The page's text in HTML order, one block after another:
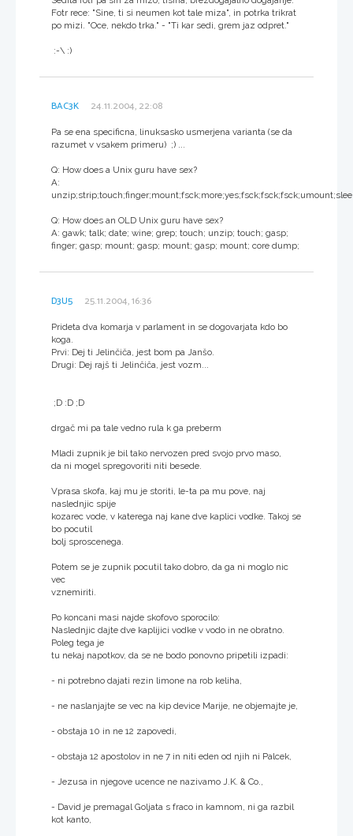
Fotr rece: "Sine, ti si neumen kot tale miza", in potrka trikrat
po mizi. "Oce, nekdo trka." - "Ti kar sedi, grem jaz odpret."
:-\ :)
BAC3K 24.11.2004, 22:08
Pa se ena specificna, linuksasko usmerjena varianta (se da
razumet v vsakem primeru) ;) ...
Q: How does a Unix guru have sex?
A:
Q: How does an OLD Unix guru have sex?
A: gawk; talk; date; wine; grep; touch; unzip; touch; gasp;
finger; gasp; mount; gasp; mount; gasp; mount; core dump;
D3U5 25.11.2004, 16:36
Prideta dva komarja v parlament in se dogovarjata kdo bo
koga.
Prvi: Dej ti Jelinčiča, jest bom pa Janšo.
Drugi: Dej rajš ti Jelinčiča, jest vozm...
;D :D ;D
drgač mi pa tale vedno rula k ga preberm
Mladi zupnik je bil tako nervozen pred svojo prvo maso,
da ni mogel spregovoriti niti besede.
Vprasa skofa, kaj mu je storiti, le-ta pa mu pove, naj
naslednjic spije
kozarec vode, v katerega naj kane dve kaplici vodke. Takoj se
bo pocutil
bolj sproscenega.
Potem se je zupnik pocutil tako dobro, da ga ni moglo nic
vec
vznemiriti.
Po koncani masi najde skofovo sporocilo:
Naslednjic dajte dve kaplijici vodke v vodo in ne obratno.
Poleg tega je
tu nekaj napotkov, da se ne bodo ponovno pripetili izpadi:
- ni potrebno dajati rezin limone na rob keliha,
- ne naslanjajte se vec na kip device Marije, ne objemajte je,
- obstaja 10 in ne 12 zapovedi,
- obstaja 12 apostolov in ne 7 in niti eden od njih ni Palcek,
- Jezusa in njegove ucence ne nazivamo J.K. & Co.,
- David je premagal Goljata s fraco in kamnom, ni ga razbil
kot kanto,